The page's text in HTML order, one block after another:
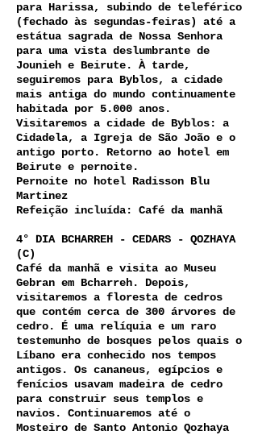
para Harissa, subindo de teleférico
(fechado às segundas-feiras) até a
estátua sagrada de Nossa Senhora
para uma vista deslumbrante de
Jounieh e Beirute. À tarde,
seguiremos para Byblos, a cidade
mais antiga do mundo continuamente
habitada por 5.000 anos.
Visitaremos a cidade de Byblos: a
Cidadela, a Igreja de São João e o
antigo porto. Retorno ao hotel em
Beirute e pernoite.
Pernoite no hotel Radisson Blu
Martinez
Refeição incluída: Café da manhã
4° DIA BCHARREH - CEDARS - QOZHAYA
(C)
Café da manhã e visita ao Museu
Gebran em Bcharreh. Depois,
visitaremos a floresta de cedros
que contém cerca de 300 árvores de
cedro. É uma relíquia e um raro
testemunho de bosques pelos quais o
Líbano era conhecido nos tempos
antigos. Os cananeus, egípcios e
fenícios usavam madeira de cedro
para construir seus templos e
navios. Continuaremos até o
Mosteiro de Santo Antonio Qozhaya